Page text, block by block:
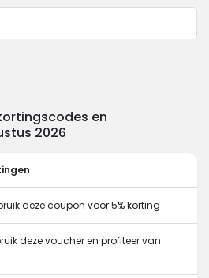
en
2026
deze coupon voor 5% korting
deze voucher en profiteer van